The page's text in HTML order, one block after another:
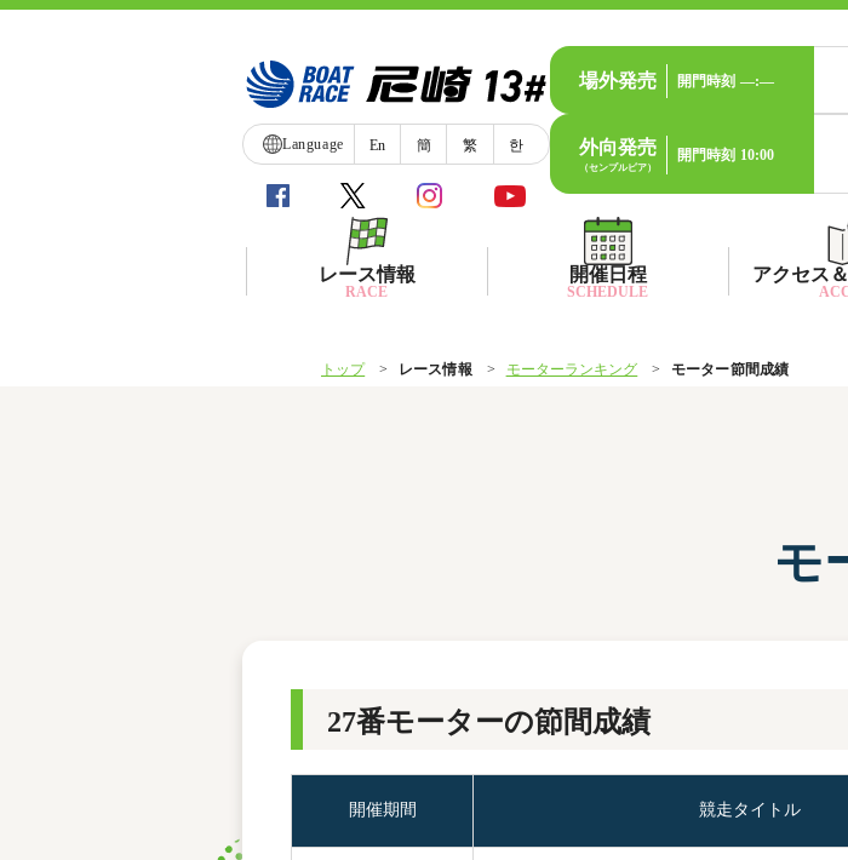
Language En 簡 繁 한
場外発売 開門時刻 —:—
外向発売
（センプルピア）
開門時刻 10:00
レース情報
RACE
ボートデータ
前検タイムランキ
開催日程
SCHEDULE
アクセス
ファン
施設案内
トップ レース情報 モーターランキング モーター節間成績
モ
27番モーターの節間成績
開催期間 競走タイトル